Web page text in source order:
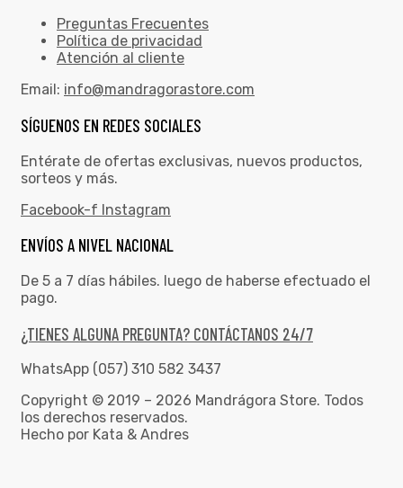
Preguntas Frecuentes
Política de privacidad
Atención al cliente
Email: info@mandragorastore.com
SÍGUENOS EN REDES SOCIALES
Entérate de ofertas exclusivas, nuevos productos,
sorteos y más.
Facebook-f Instagram
ENVÍOS A NIVEL NACIONAL
De 5 a 7 días hábiles. luego de haberse efectuado el
pago.
¿TIENES ALGUNA PREGUNTA? CONTÁCTANOS 24/7
WhatsApp (057) 310 582 3437
Copyright © 2019 – 2026 Mandrágora Store. Todos
los derechos reservados.
Hecho por Kata & Andres